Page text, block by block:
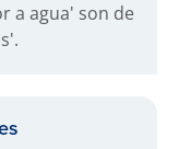
a agua' son de